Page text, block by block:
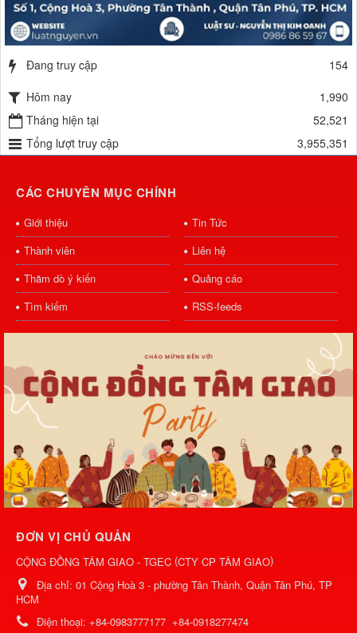
Đang truy cập
154
Hôm nay
1,990
Tháng hiện tại
52,521
Tổng lượt truy cập
3,955,351
CÁC CHUYÊN MỤC CHÍNH
Giới thiệu
Tin Tức
Thành viên
Liên hệ
Thăm dò ý kiến
Quảng cáo
Tìm kiếm
RSS-feeds
ĐƠN VỊ CHỦ QUẢN
CỘNG ĐỒNG TÂM GIAO - TGEC (CTY CP TÂM GIAO)
Địa chỉ: 01 Cộng Hoà 3 - phường Tân Thành, Quận Tân Phú, TP
HCM
Điện thoại: +84-0983777177 +84-0918277474